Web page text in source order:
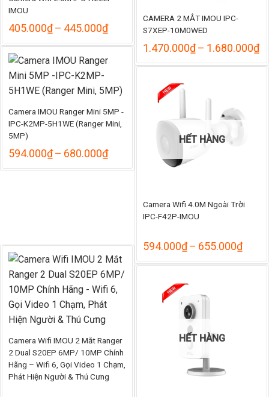
IMOU
405.000₫– 445.000₫Khoảng
từ
405.000₫
CAMERA 2 MẮT IMOU IPC-
S7XEP-10M0WED
1.470.000₫– 1.680.000₫
từ
Camera IMOU Ranger Mini 5MP -
IPC-K2MP-5H1WE (Ranger Mini,
5MP)
594.000₫– 680.000₫Khoảng
từ
680.000₫
HẾT HÀNG
Camera Wifi 4.0M Ngoài Trời
IPC-F42P-IMOU
594.000₫– 655.000₫
từ
Camera Wifi IMOU 2 Mắt Ranger
2 Dual S20EP 6MP/ 10MP Chính
Hãng – Wifi 6, Gọi Video 1 Chạm,
Phát Hiện Người & Thú Cưng
HẾT HÀNG